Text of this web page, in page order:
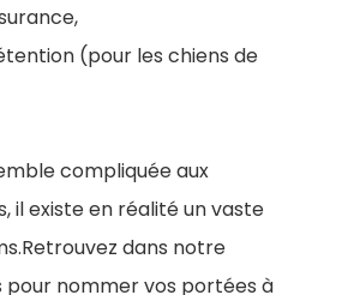
(pour les chiens de
compliquée aux
il existe en réalité un vaste
dans notre
pour nommer vos portées à